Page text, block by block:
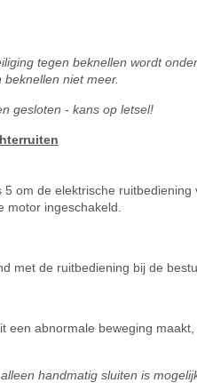
tegen beknellen wordt
niet meer.
gesloten - kans op letsel!
om de elektrische ruitbediening
motor ingeschakeld.
met de ruitbediening bij de
een abnormale beweging
handmatig sluiten is